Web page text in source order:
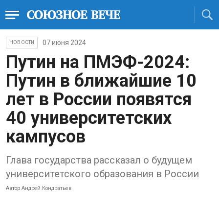
НОВОСТИ 07 июня 2024
Путин на ПМЭФ-2024:
Путин в ближайшие 10
лет в России появятся
40 университетских
кампусов
Глава государства рассказал о будущем
университетского образования в России
Автор Андрей Кондратьев